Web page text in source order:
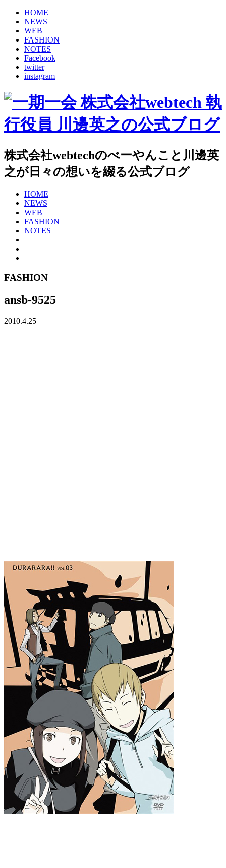
HOME
NEWS
WEB
FASHION
NOTES
Facebook
twitter
instagram
株式会社webtechのべーやんこと川邊英
之が日々の想いを綴る公式ブログ
HOME
NEWS
WEB
FASHION
NOTES
FASHION
ansb-9525
2010.4.25